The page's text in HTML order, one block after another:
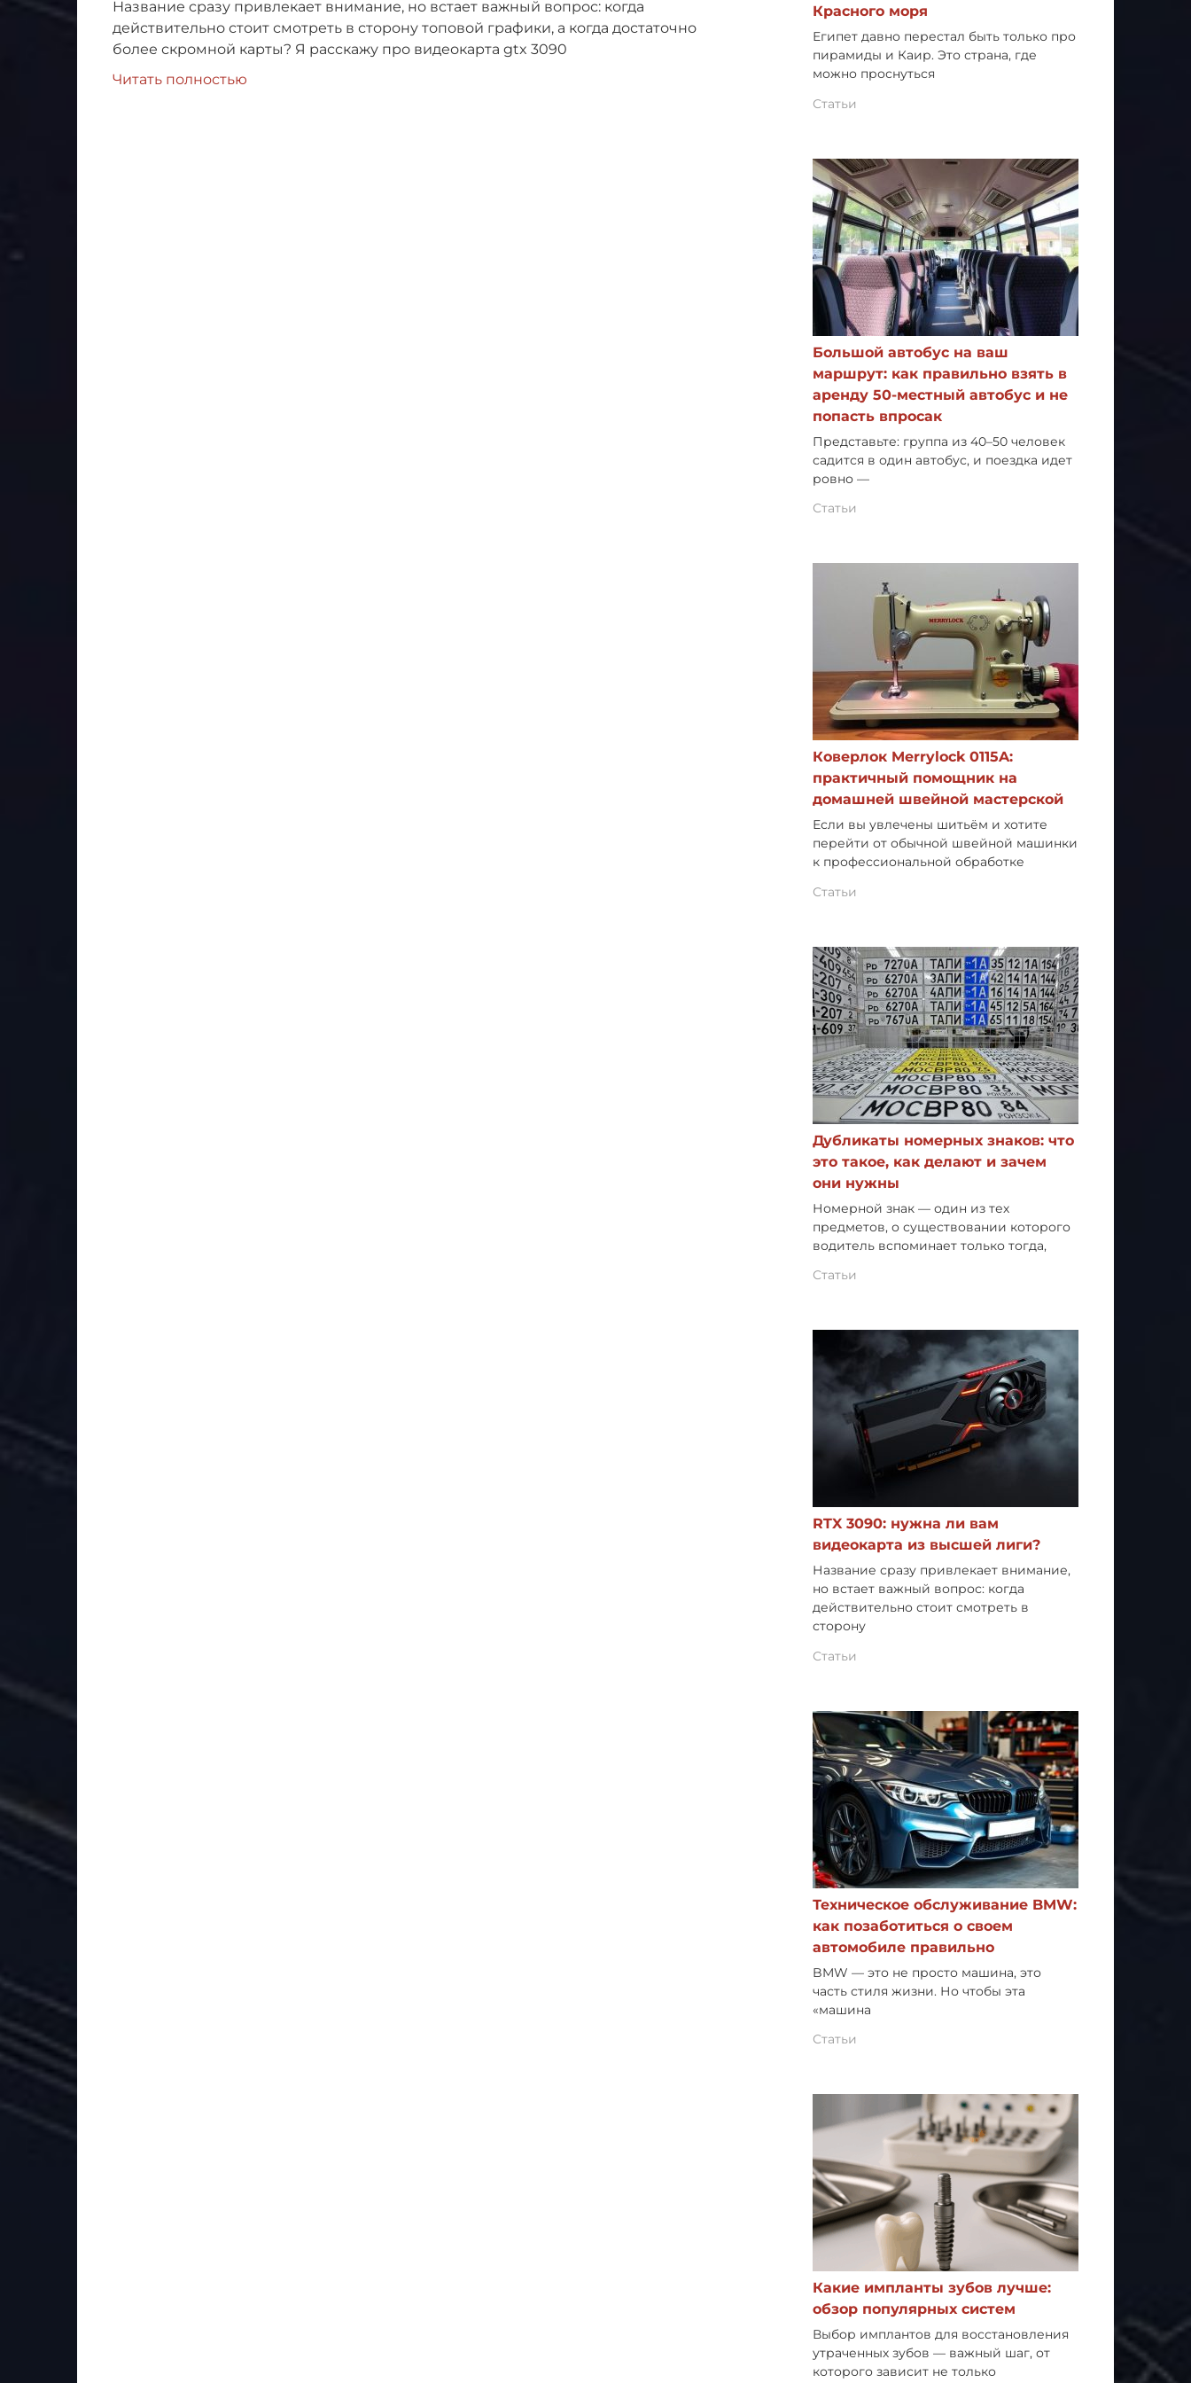
Название сразу привлекает внимание, но встает важный вопрос: когда
действительно стоит смотреть в сторону топовой графики, а когда достаточно
более скромной карты? Я расскажу про видеокарта gtx 3090
Читать полностью
Красного моря
Египет давно перестал быть только про
пирамиды и Каир. Это страна, где
можно проснуться
Статьи
Большой автобус на ваш
маршрут: как правильно взять в
аренду 50-местный автобус и не
попасть впросак
Представьте: группа из 40–50 человек
садится в один автобус, и поездка идет
ровно —
Статьи
Коверлок Merrylock 0115A:
практичный помощник на
домашней швейной мастерской
Если вы увлечены шитьём и хотите
перейти от обычной швейной машинки
к профессиональной обработке
Статьи
Дубликаты номерных знаков: что
это такое, как делают и зачем
они нужны
Номерной знак — один из тех
предметов, о существовании которого
водитель вспоминает только тогда,
Статьи
RTX 3090: нужна ли вам
видеокарта из высшей лиги?
Название сразу привлекает внимание,
но встает важный вопрос: когда
действительно стоит смотреть в
сторону
Статьи
Техническое обслуживание BMW:
как позаботиться о своем
автомобиле правильно
BMW — это не просто машина, это
часть стиля жизни. Но чтобы эта
«машина
Статьи
Какие импланты зубов лучше:
обзор популярных систем
Выбор имплантов для восстановления
утраченных зубов — важный шаг, от
которого зависит не только